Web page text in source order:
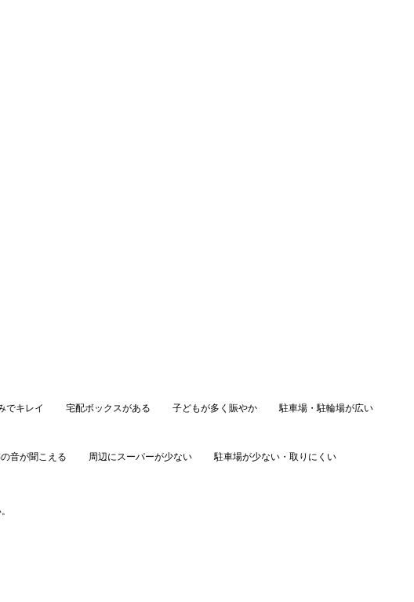
でキレイ 宅配ボックスがある 子どもが多く賑やか 駐車場・駐輪場が広い
音が聞こえる 周辺にスーパーが少ない 駐車場が少ない・取りにくい